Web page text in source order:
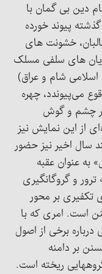
دین بی گمان با
پیوند خورده
خشونت های
های سلفی مسلک
شام و عراق)
می‌پیوندد، چهره
چشم و گوش
از این نمایش نیز
سال اخیر نیز حضور
به عنوان عقبه
و گروگانگیری
تکفیری بر محور
است. امری که با
درباره برخی از اصول
بر دامنه
ریخته است.